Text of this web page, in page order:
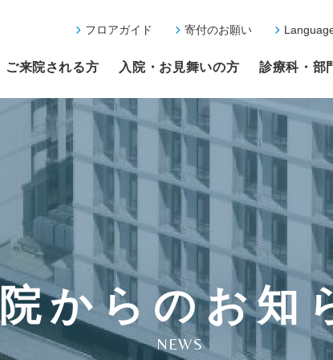
フロアガイド 寄付のお願い
ご来院される方 入院・お見舞いの方 診療科・部
からのお知
NEWS